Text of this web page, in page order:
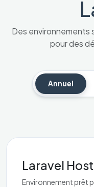
Des environnements
pour des
Annuel
Laravel
Environnement prêt